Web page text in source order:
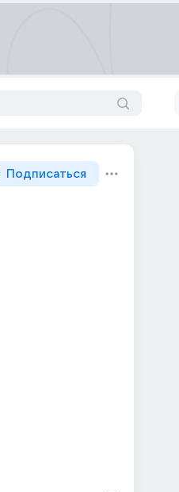
Подписаться